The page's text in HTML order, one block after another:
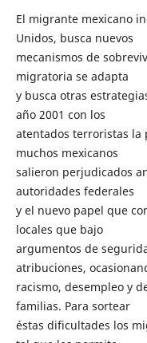
El migrante mexicano
Unidos, busca nuevos
mecanismos de
migratoria se adapta
y busca otras
año 2001 con los
atentados terroristas la
muchos mexicanos
salieron perjudicados
autoridades federales
y el nuevo papel que
locales que bajo
argumentos de
atribuciones,
racismo, desempleo y
familias. Para sortear
éstas dificultades los